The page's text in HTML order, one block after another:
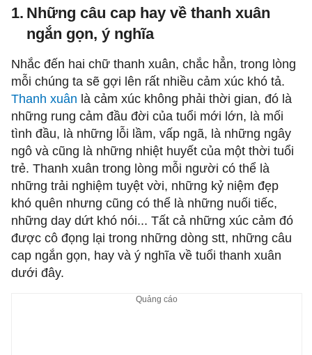
Những câu cap hay về thanh xuân
ngắn gọn, ý nghĩa
1.
Nhắc đến hai chữ thanh xuân, chắc hẳn, trong lòng
mỗi chúng ta sẽ gợi lên rất nhiều cảm xúc khó tả.
Thanh xuân là cảm xúc không phải thời gian, đó là
những rung cảm đầu đời của tuổi mới lớn, là mối
tình đầu, là những lỗi lầm, vấp ngã, là những ngây
ngô và cũng là những nhiệt huyết của một thời tuổi
trẻ. Thanh xuân trong lòng mỗi người có thể là
những trải nghiệm tuyệt vời, những kỷ niệm đẹp
khó quên nhưng cũng có thể là những nuối tiếc,
những day dứt khó nói... Tất cả những xúc cảm đó
được cô đọng lại trong những dòng stt, những câu
cap ngắn gọn, hay và ý nghĩa về tuổi thanh xuân
dưới đây.